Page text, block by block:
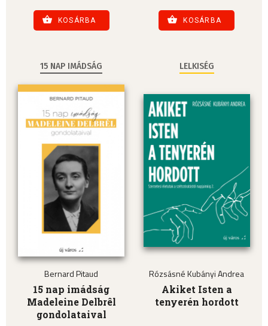
KOSÁRBA KOSÁRBA
15 NAP IMÁDSÁG
Bernard Pitaud
15 nap imádság
Madeleine Delbrêl
gondolataival
LELKISÉG
Rózsásné Kubányi Andrea
Akiket Isten a
tenyerén hordott